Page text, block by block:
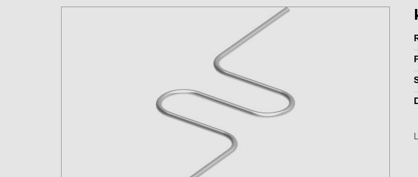
Katalogi
kontakti